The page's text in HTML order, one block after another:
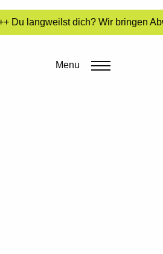
langweilst dich? Wir bringen
Menu